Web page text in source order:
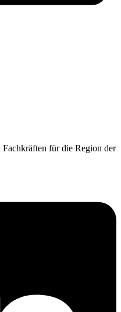
für die Region der